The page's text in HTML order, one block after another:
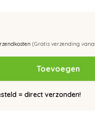
(Gratis verzending
Toevoegen
= direct verzonden!